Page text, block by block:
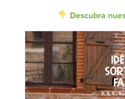
Descubra